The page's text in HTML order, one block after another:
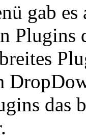
gab es
Plugins
das